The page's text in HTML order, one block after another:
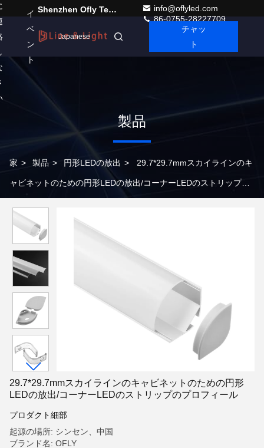
Shenzhen Ofly Technology Co.,Limited
info@oflyled.com
86-0755-28227709
イ
ベ
ン
ト
Japanese
チャッ
ト
製品
家 > 製品 > 円形LEDの放出 > 29.7*29.7mmスカイラインのキ
ャビネットのための円形LEDの放出/コーナーLEDのストリップの
29.7*29.7mmスカイラインのキャビネットのための円形
LEDの放出/コーナーLEDのストリップのプロフィール
プロダクト細部
起源の場所: シンセン、中国
ブランド名: OFLY